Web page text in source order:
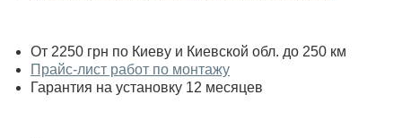
От 2250 грн по Киеву и Киевской обл. до 250 км
Прайс-лист работ по монтажу
Гарантия на установку 12 месяцев